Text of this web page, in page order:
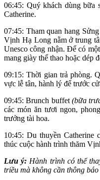
06:45: Quý khách dùng bữa
Catherine.
07:45: Tham quan hang
Vịnh Hạ Long nằm ở trung
Unesco công nhận. Để có
mang giày thể thao hoặc dép
09:15: Thời gian trả phòng.
vực lễ tân, hành lý để trước
09:45: Brunch buffet (bữa
các món ăn tươi ngon,
trưởng tài hoa.
10:45: Du thuyền Catherine
thúc cuộc hành trình thăm
Lưu ý: Hành trình có thể
triều mà không cần thông